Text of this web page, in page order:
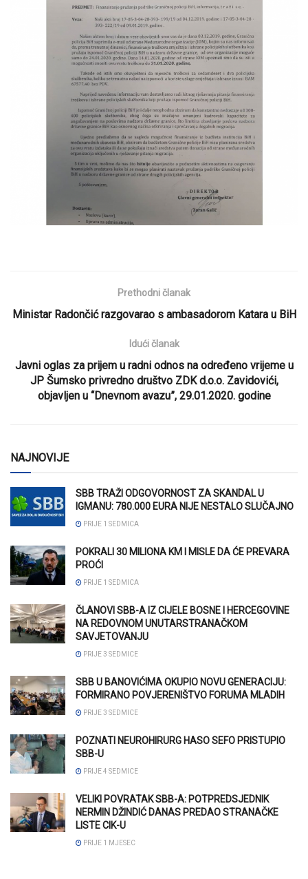
Prethodni članak
Ministar Radončić razgovarao s ambasadorom Katara u BiH
Idući članak
Javni oglas za prijem u radni odnos na određeno vrijeme u
JP Šumsko privredno društvo ZDK d.o.o. Zavidovići,
objavljen u “Dnevnom avazu”, 29.01.2020. godine
NAJNOVIJE
SBB TRAŽI ODGOVORNOST ZA SKANDAL U
IGMANU: 780.000 EURA NIJE NESTALO SLUČAJNO
PRIJE 1 SEDMICA
POKRALI 30 MILIONA KM I MISLE DA ĆE PREVARA
PROĆI
PRIJE 1 SEDMICA
ČLANOVI SBB-A IZ CIJELE BOSNE I HERCEGOVINE
NA REDOVNOM UNUTARSTRANAČKOM
SAVJETOVANJU
PRIJE 3 SEDMICE
SBB U BANOVIĆIMA OKUPIO NOVU GENERACIJU:
FORMIRANO POVJERENIŠTVO FORUMA MLADIH
PRIJE 3 SEDMICE
POZNATI NEUROHIRURG HASO SEFO PRISTUPIO
SBB-U
PRIJE 4 SEDMICE
VELIKI POVRATAK SBB-A: POTPREDSJEDNIK
NERMIN DŽINDIĆ DANAS PREDAO STRANAČKE
LISTE CIK-U
PRIJE 1 MJESEC